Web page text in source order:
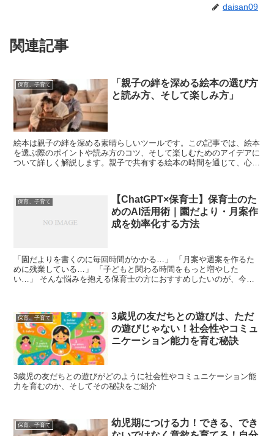
daisan09
関連記事
保育、子育て
「親子の絆を深める絵本の選び方
と読み方、そして楽しみ方」
絵本は親子の絆を深める素晴らしいツールです。この記事では、絵本
を選ぶ際のポイントや読み方のコツ、そして楽しむためのアイデアに
ついて詳しく解説します。親子で共有する絵本の時間を通じて、心の
保育、子育て
【ChatGPT×保育士】保育士のた
めのAI活用術｜園だより・月案作
成を効率化する方法
「園だよりを書くのに毎回時間がかかる…」 「月案や週案を作るた
めに残業している…」 「子どもと関わる時間をもっと増やした
い…」 そんな悩みを抱える保育士の方におすすめしたいのが、今話
保育、子育て
3歳児の友だちとの遊びは、ただ
の遊びじゃない！社会性やコミュ
ニケーション能力を育む秘訣
3歳児の友だちとの遊びがどのように社会性やコミュニケーション能
力を育むのか、そしてその秘訣をご紹介
保育、子育て
幼児期につける力！できる、でき